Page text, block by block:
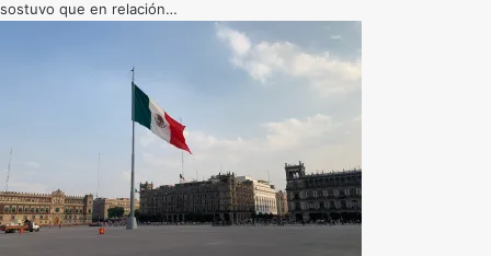
sostuvo que en relación…